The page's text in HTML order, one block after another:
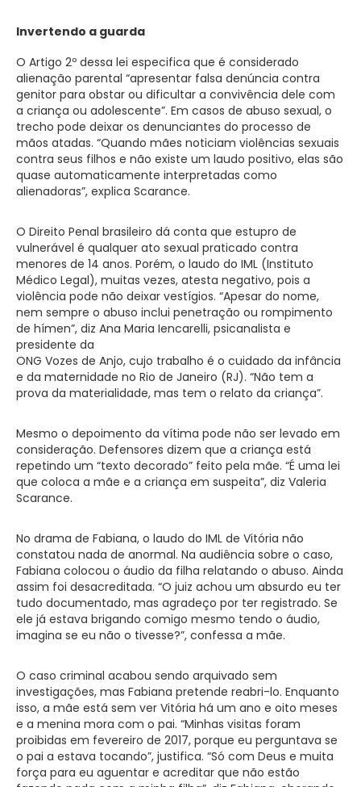
Invertendo a guarda
O Artigo 2º dessa lei especifica que é considerado
alienação parental “apresentar falsa denúncia contra
genitor para obstar ou dificultar a convivência dele com
a criança ou adolescente”. Em casos de abuso sexual, o
trecho pode deixar os denunciantes do processo de
mãos atadas. “Quando mães noticiam violências sexuais
contra seus filhos e não existe um laudo positivo, elas são
quase automaticamente interpretadas como
alienadoras”, explica Scarance.
O Direito Penal brasileiro dá conta que estupro de
vulnerável é qualquer ato sexual praticado contra
menores de 14 anos. Porém, o laudo do IML (Instituto
Médico Legal), muitas vezes, atesta negativo, pois a
violência pode não deixar vestígios. “Apesar do nome,
nem sempre o abuso inclui penetração ou rompimento
de hímen”, diz Ana Maria Iencarelli, psicanalista e
presidente da
ONG Vozes de Anjo, cujo trabalho é o cuidado da infância
e da maternidade no Rio de Janeiro (RJ). “Não tem a
prova da materialidade, mas tem o relato da criança”.
Mesmo o depoimento da vítima pode não ser levado em
consideração. Defensores dizem que a criança está
repetindo um “texto decorado” feito pela mãe. “É uma lei
que coloca a mãe e a criança em suspeita”, diz Valeria
Scarance.
No drama de Fabiana, o laudo do IML de Vitória não
constatou nada de anormal. Na audiência sobre o caso,
Fabiana colocou o áudio da filha relatando o abuso. Ainda
assim foi desacreditada. “O juiz achou um absurdo eu ter
tudo documentado, mas agradeço por ter registrado. Se
ele já estava brigando comigo mesmo tendo o áudio,
imagina se eu não o tivesse?”, confessa a mãe.
O caso criminal acabou sendo arquivado sem
investigações, mas Fabiana pretende reabri-lo. Enquanto
isso, a mãe está sem ver Vitória há um ano e oito meses
e a menina mora com o pai. “Minhas visitas foram
proibidas em fevereiro de 2017, porque eu perguntava se
o pai a estava tocando”, justifica. “Só com Deus e muita
força para eu aguentar e acreditar que não estão